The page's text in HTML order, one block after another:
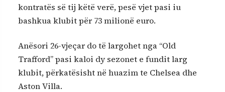
kontratës së tij këtë verë, pesë vjet pasi iu
bashkua klubit për 73 milionë euro.
Anësori 26-vjeçar do të largohet nga “Old
Trafford” pasi kaloi dy sezonet e fundit larg
klubit, përkatësisht në huazim te Chelsea dhe
Aston Villa.